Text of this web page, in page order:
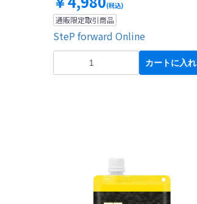
(税込)
通販限定取引商品
SteP forward Online
カートに入